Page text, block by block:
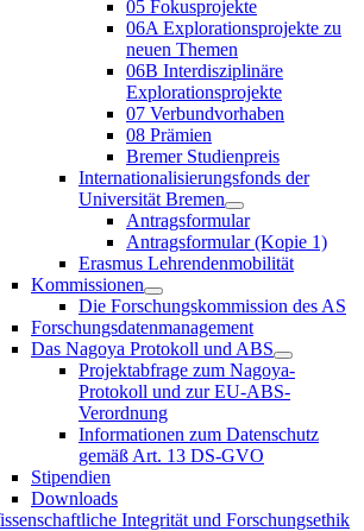
05 Fokusprojekte
06A Explorationsprojekte zu
neuen Themen
06B Interdisziplinäre
Explorationsprojekte
07 Verbundvorhaben
08 Prämien
Bremer Studienpreis
Internationalisierungsfonds der
Universität Bremen
Antragsformular
Antragsformular (Kopie 1)
Erasmus Lehrendenmobilität
Kommissionen
Die Forschungskommission des AS
Forschungsdatenmanagement
Das Nagoya Protokoll und ABS
Projektabfrage zum Nagoya-
Protokoll und zur EU-ABS-
Verordnung
Informationen zum Datenschutz
gemäß Art. 13 DS-GVO
Stipendien
Downloads
Integrität und Forschungsethik